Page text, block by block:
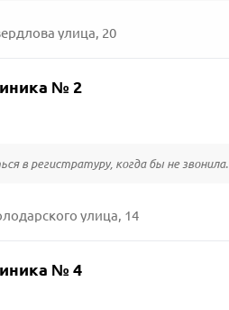
улица, 20
№ 2
в регистратуру, когда бы не звонила.
улица, 14
№ 4